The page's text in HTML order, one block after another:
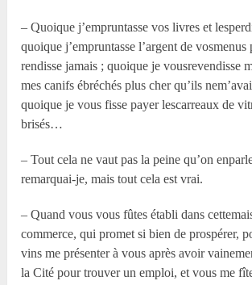
– Quoique j’empruntasse vos livres et
quoique j’empruntasse l’argent de vosmenus
rendisse jamais ; quoique je vousrevendisse
mes canifs ébréchés plus cher qu’ils
quoique je vous fisse payer lescarreaux de
brisés…
– Tout cela ne vaut pas la peine qu’on
remarquai-je, mais tout cela est vrai.
– Quand vous vous fûtes établi dans
commerce, qui promet si bien de prospérer,
vins me présenter à vous après avoir
la Cité pour trouver un emploi, et vous me